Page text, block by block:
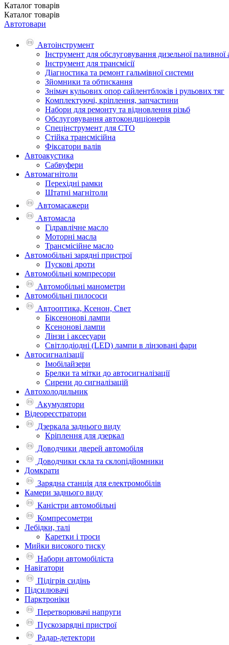
Каталог товарів
Каталог товарів
Автотовари
Автоінструмент
Інструмент для обслуговування дизельної паливної
Інструмент для трансмісії
Діагностика та ремонт гальмівної системи
Зйомники та обтискання
Знімач кульових опор сайлентблоків і рульових тяг
Комплектуючі, кріплення, запчастини
Набори для ремонту та відновлення різьб
Обслуговування автокондиціонерів
Спецінструмент для СТО
Стійка трансмісійна
Фіксатори валів
Автоакустика
Сабвуфери
Автомагнітоли
Перехідні рамки
Штатні магнітоли
Автомасажери
Автомасла
Гідравлічне масло
Моторні масла
Трансмісійне масло
Автомобільні зарядні пристрої
Пускові дроти
Автомобільні компресори
Автомобільні манометри
Автомобільні пилососи
Автооптика, Ксенон, Свет
Біксенонові лампи
Ксенонові лампи
Лінзи і аксесуари
Світлодіодні (LED) лампи в лінзовані фари
Автосигналізації
Імобілайзери
Брелки та мітки до автосигналізації
Сирени до сигналізацій
Автохолодильник
Акумулятори
Відеореєстратори
Дзеркала заднього виду
Кріплення для дзеркал
Доводчики дверей автомобіля
Доводчики скла та склопідйомники
Домкрати
Зарядна станція для електромобілів
Камери заднього виду
Каністри автомобільні
Компресометри
Лебідки, талі
Каретки і троси
Мийки високого тиску
Набори автомобіліста
Навігатори
Підігрів сидінь
Підсилювачі
Парктроніки
Перетворювачі напруги
Пускозарядні пристрої
Радар-детектори